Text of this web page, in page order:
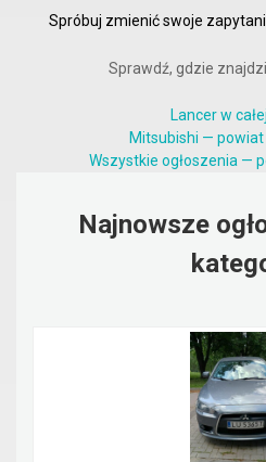
Spróbuj zmienić swoje
Sprawdź, gdzie
Lancer w
Mitsubishi —
Wszystkie ogłoszenia —
Najnowsze